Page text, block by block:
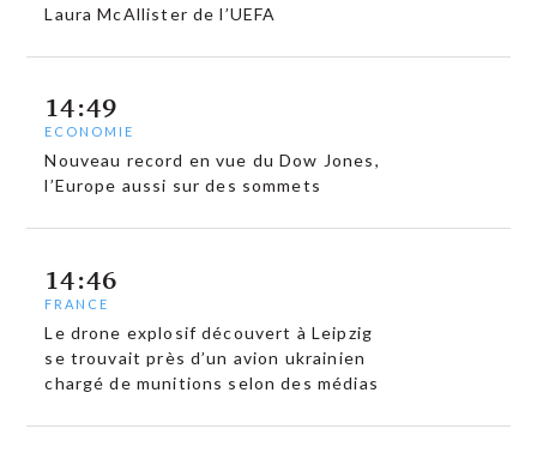
Laura McAllister de l’UEFA
14:49
ECONOMIE
Nouveau record en vue du Dow Jones,
l’Europe aussi sur des sommets
14:46
FRANCE
Le drone explosif découvert à Leipzig
se trouvait près d’un avion ukrainien
chargé de munitions selon des médias